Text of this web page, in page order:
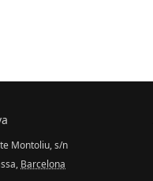
Montoliu, s/n
, Barcelona